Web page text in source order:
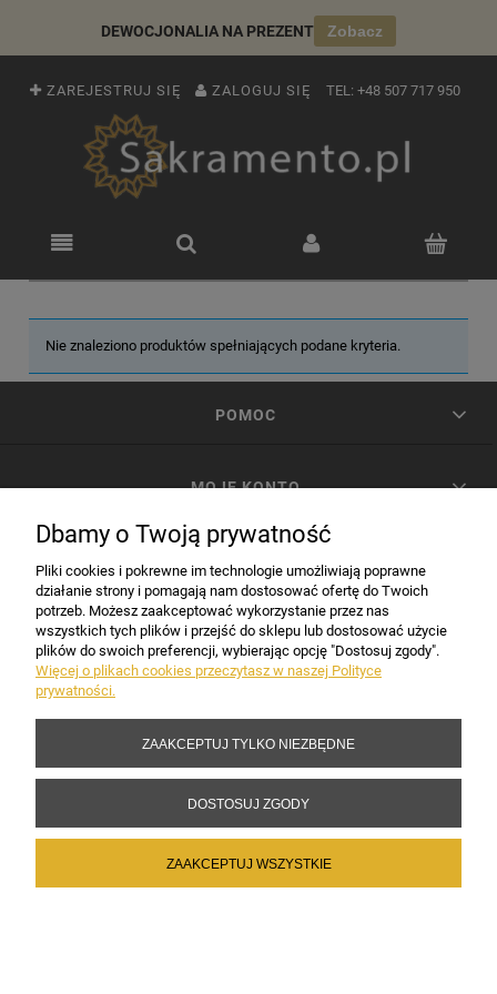
DEWOCJONALIA NA PREZENT Zobacz
ZAREJESTRUJ SIĘ ZALOGUJ SIĘ TEL: +48 507 717 950
Nie znaleziono produktów spełniających podane kryteria.
POMOC
MOJE KONTO
INFORMACJE
Copyright 2017-2026 Sakramento.pl
Dbamy o Twoją prywatność
Pliki cookies i pokrewne im technologie umożliwiają poprawne
działanie strony i pomagają nam dostosować ofertę do Twoich
potrzeb. Możesz zaakceptować wykorzystanie przez nas
wszystkich tych plików i przejść do sklepu lub dostosować użycie
plików do swoich preferencji, wybierając opcję "Dostosuj zgody".
Więcej o plikach cookies przeczytasz w naszej Polityce
prywatności.
ZAAKCEPTUJ TYLKO NIEZBĘDNE
DOSTOSUJ ZGODY
ZAAKCEPTUJ WSZYSTKIE